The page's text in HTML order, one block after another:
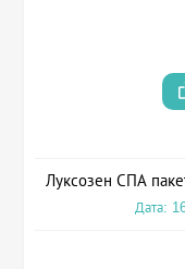
Луксозен СПА
Дата: